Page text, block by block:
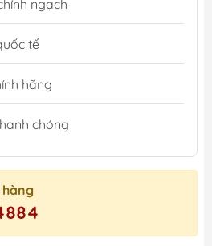
ngạch
tế
hãng
chóng